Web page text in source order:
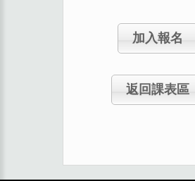
加入報名
返回課表區